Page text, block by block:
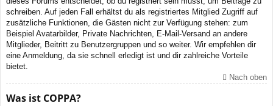
schreiben. Auf jeden Fall erhältst du als registriertes Mitglied Zugriff auf
zusätzliche Funktionen, die Gästen nicht zur Verfügung stehen: zum
Beispiel Avatarbilder, Private Nachrichten, E-Mail-Versand an andere
Mitglieder, Beitritt zu Benutzergruppen und so weiter. Wir empfehlen dir
eine Anmeldung, da sie schnell erledigt ist und dir zahlreiche Vorteile
bietet.
Nach oben
Was ist COPPA?